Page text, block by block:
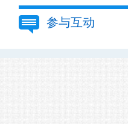
参与互动